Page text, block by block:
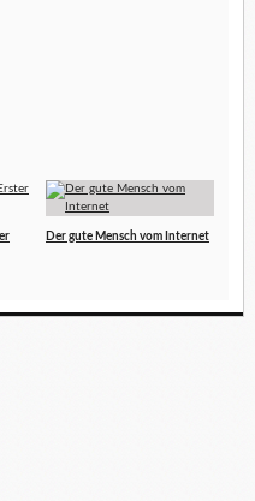
Der gute Mensch vom Internet